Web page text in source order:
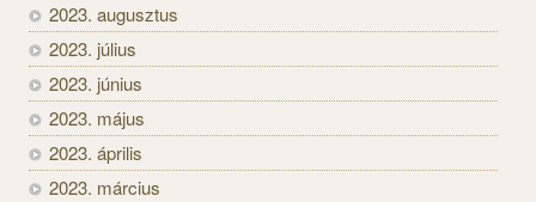
2023. augusztus
2023. július
2023. június
2023. május
2023. április
2023. március